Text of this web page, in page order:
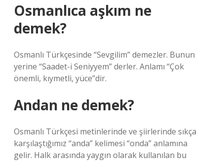
Osmanlıca aşkım ne
demek?
Osmanlı Türkçesinde “Sevgilim” demezler. Bunun
yerine “Saadet-i Seniyyem” derler. Anlamı “Çok
önemli, kıymetli, yüce”dir.
Andan ne demek?
Osmanlı Türkçesi metinlerinde ve şiirlerinde sıkça
karşılaştığımız “anda” kelimesi “onda” anlamına
gelir. Halk arasında yaygın olarak kullanılan bu